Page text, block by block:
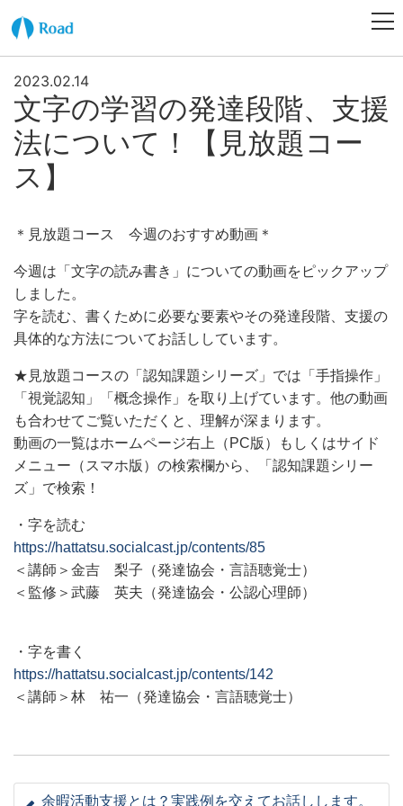
2023.02.14
文字の学習の発達段階、支援
法について！【見放題コー
ス】
＊見放題コース 今週のおすすめ動画＊
今週は「文字の読み書き」についての動画をピックアップ
しました。
字を読む、書くために必要な要素やその発達段階、支援の
具体的な方法についてお話ししています。
★見放題コースの「認知課題シリーズ」では「手指操作」
「視覚認知」「概念操作」を取り上げています。他の動画
も合わせてご覧いただくと、理解が深まります。
動画の一覧はホームページ右上（ PC版）もしくはサイド
メニュー（スマホ版）の検索欄から、「認知課題シリー
ズ」で検索！
・字を読む
https://hattatsu.socialcast.jp/contents/85
＜講師＞金吉 梨子（発達協会・言語聴覚士）
＜監修＞武藤 英夫（発達協会・公認心理師）
・字を書く
https://hattatsu.socialcast.jp/contents/142
＜講師＞林 祐一（発達協会・言語聴覚士）
余暇活動支援とは？実践例を交えてお話しします。